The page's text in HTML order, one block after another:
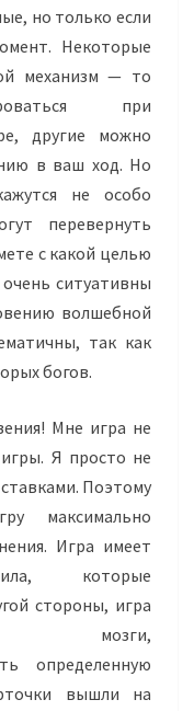
но только если
Некоторые
механизм — то
при
другие можно
в ваш ход. Но
не особо
перевернуть
с какой целью
ситуативны
волшебной
так как
богов.
Мне игра не
Я просто не
Поэтому
максимально
Игра имеет
которые
стороны, игра
мозги,
определенную
вышли на